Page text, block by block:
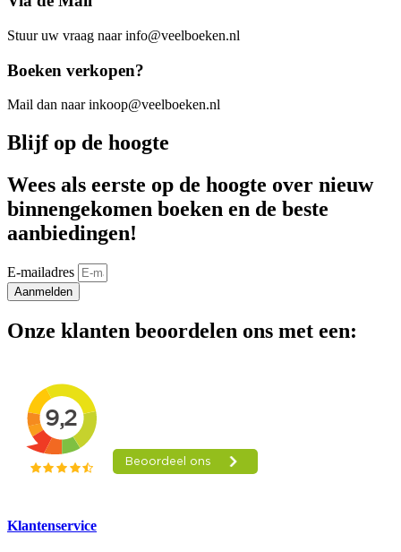
Stuur uw vraag naar info@veelboeken.nl
Boeken verkopen?
Mail dan naar inkoop@veelboeken.nl
Blijf op de hoogte
Wees als eerste op de hoogte over nieuw
binnengekomen boeken en de beste
aanbiedingen!
E-mailadres
Aanmelden
Onze klanten beoordelen ons met een:
Klantenservice